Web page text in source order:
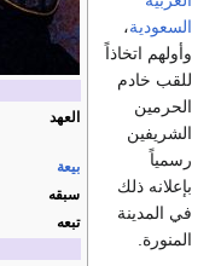
العهد
بيعة
سبقه
تبعه
السعودية،
وأولهم اتخاذاً
للقب خادم
الحرمين
الشريفين
رسمياً
بإعلانه ذلك
في المدينة
المنورة.